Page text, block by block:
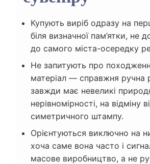
Купують виріб одразу на
біля визначної пам’ятки, не
до самого міста-осередку
Не запитують про
матеріал — справжня ручна
завжди має невеликі
нерівномірності, на відміну
симетричного штампу.
Орієнтуються виключно на
хоча саме вона часто і
масове виробництво, а не